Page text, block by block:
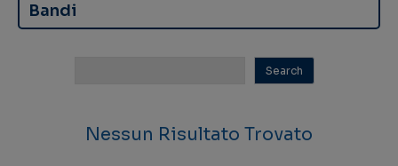
Bandi
Nessun Risultato Trovato